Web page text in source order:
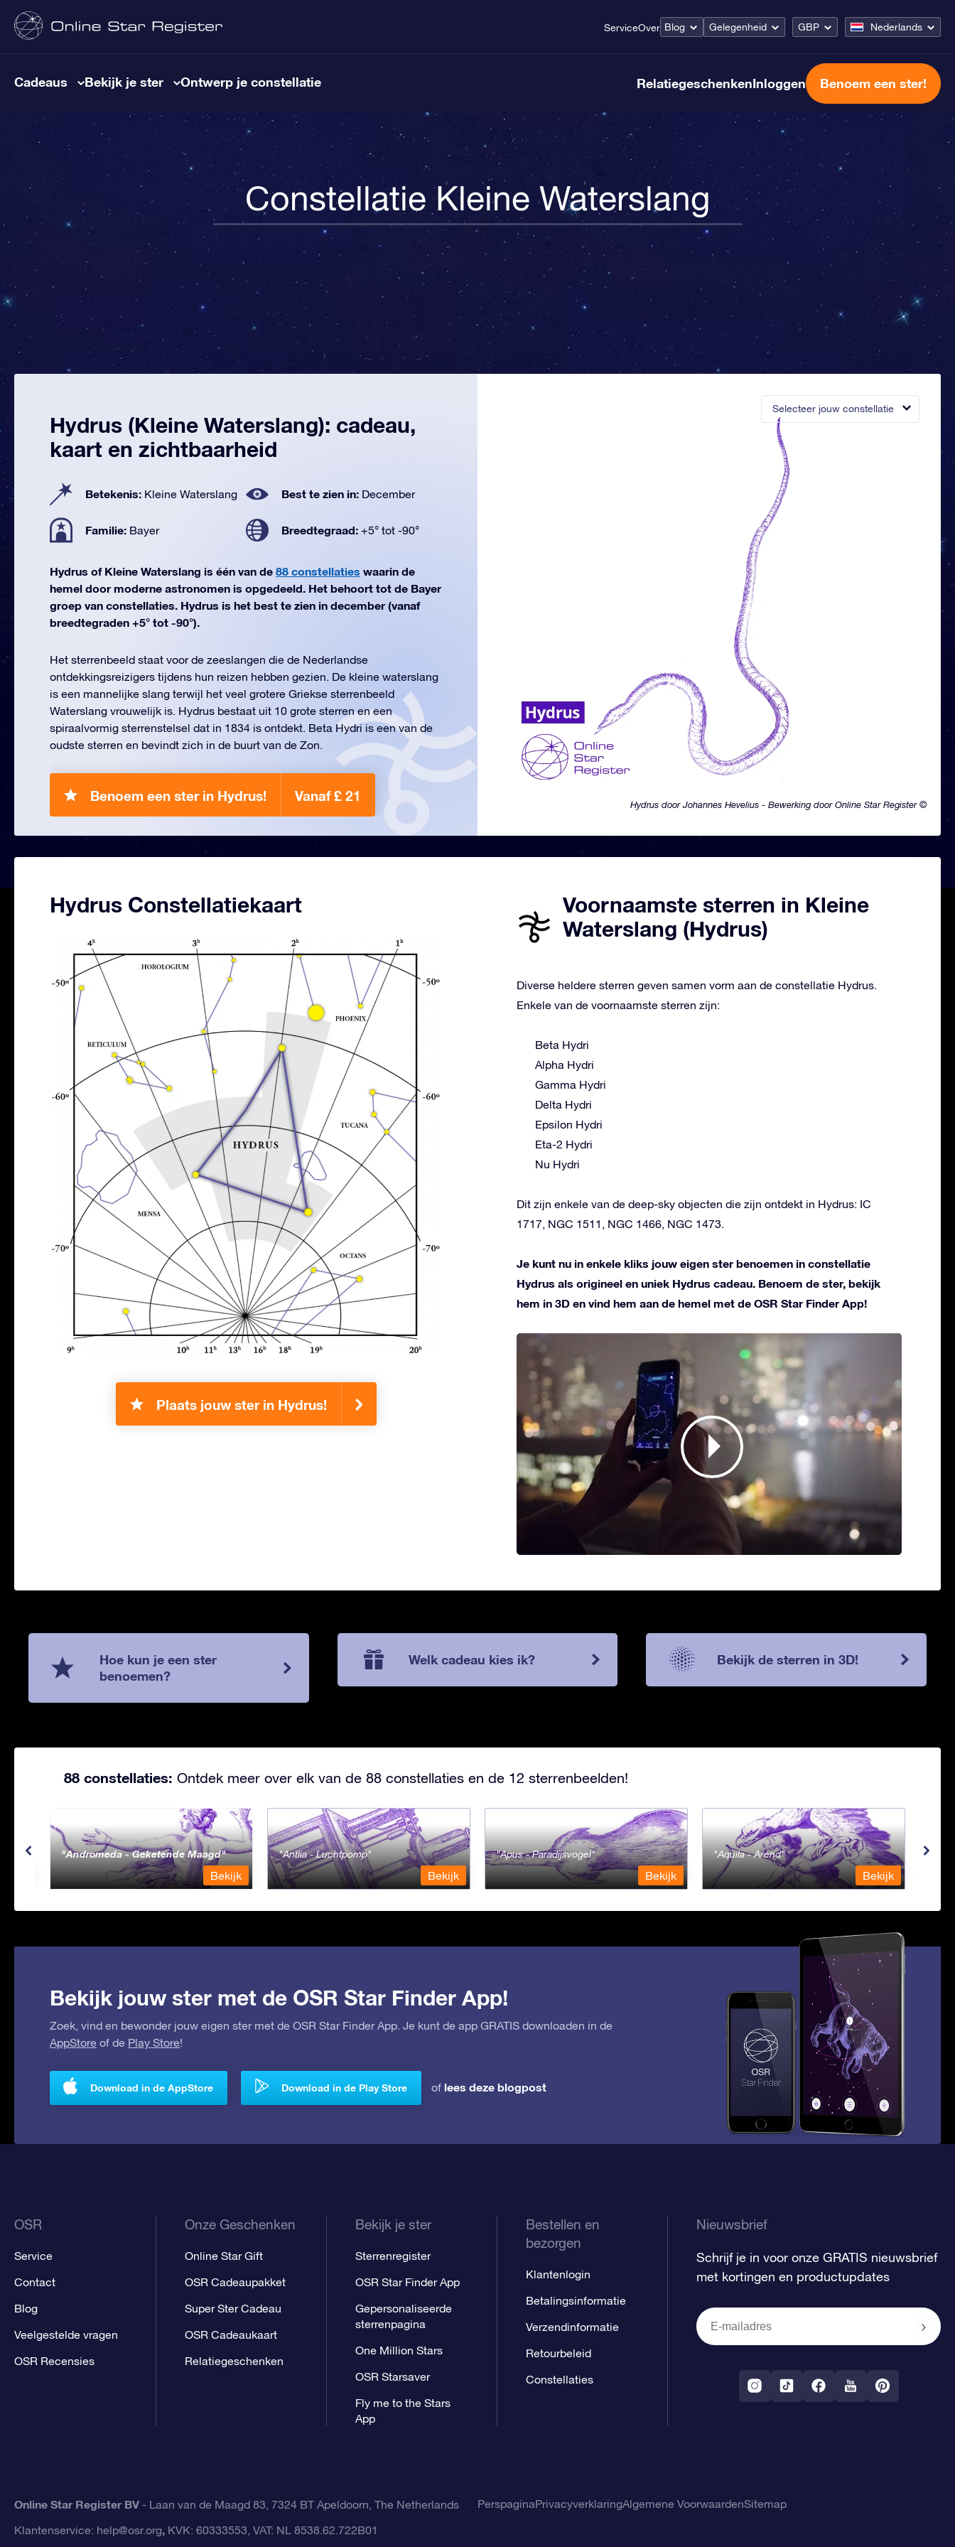
ServiceOver Blog Gelegenheid GBP Nederlands
Cadeaus Bekijk je ster Ontwerp je constellatie RelatiegeschenkenInloggen Benoem een ster!
Constellatie Kleine Waterslang
Selecteer jouw constellatie
Hydrus door Johannes Hevelius - Bewerking door Online Star Register ©
Hydrus (Kleine Waterslang): cadeau,
kaart en zichtbaarheid
Betekenis: Kleine Waterslang Best te zien in: December
Familie: Bayer Breedtegraad: +5° tot -90°
Hydrus of Kleine Waterslang is één van de 88 constellaties waarin de
hemel door moderne astronomen is opgedeeld. Het behoort tot de Bayer
groep van constellaties. Hydrus is het best te zien in december (vanaf
breedtegraden +5° tot -90°).
Het sterrenbeeld staat voor de zeeslangen die de Nederlandse
ontdekkingsreizigers tijdens hun reizen hebben gezien. De kleine waterslang
is een mannelijke slang terwijl het veel grotere Griekse sterrenbeeld
Waterslang vrouwelijk is. Hydrus bestaat uit 10 grote sterren en een
spiraalvormig sterrenstelsel dat in 1834 is ontdekt. Beta Hydri is een van de
oudste sterren en bevindt zich in de buurt van de Zon.
Benoem een ster in Hydrus! Vanaf £ 21
Hydrus Constellatiekaart
Plaats jouw ster in Hydrus!
Voornaamste sterren in Kleine
Waterslang (Hydrus)
Diverse heldere sterren geven samen vorm aan de constellatie Hydrus.
Enkele van de voornaamste sterren zijn:
Beta Hydri
Alpha Hydri
Gamma Hydri
Delta Hydri
Epsilon Hydri
Eta-2 Hydri
Nu Hydri
Dit zijn enkele van de deep-sky objecten die zijn ontdekt in Hydrus: IC
1717, NGC 1511, NGC 1466, NGC 1473.
Je kunt nu in enkele kliks jouw eigen ster benoemen in constellatie
Hydrus als origineel en uniek Hydrus cadeau. Benoem de ster, bekijk
hem in 3D en vind hem aan de hemel met de OSR Star Finder App!
Hoe kun je een ster
benoemen?
Welk cadeau kies ik? Bekijk de sterren in 3D!
88 constellaties: Ontdek meer over elk van de 88 constellaties en de 12 sterrenbeelden!
Andromeda - Geketende Maagd
Bekijk
Antlia - Luchtpomp
Bekijk
Apus - Paradijsvogel
Bekijk
Aquila - Arend
Bekijk
Bekijk jouw ster met de OSR Star Finder App!
Zoek, vind en bewonder jouw eigen ster met de OSR Star Finder App. Je kunt de app GRATIS downloaden in de
AppStore of de Play Store!
Download in de AppStore Download in de Play Store of lees deze blogpost
OSR
Service
Contact
Blog
Veelgestelde vragen
OSR Recensies
Onze Geschenken
Online Star Gift
OSR Cadeaupakket
Super Ster Cadeau
OSR Cadeaukaart
Relatiegeschenken
Bekijk je ster
Sterrenregister
OSR Star Finder App
Gepersonaliseerde
sterrenpagina
One Million Stars
OSR Starsaver
Fly me to the Stars
App
Bestellen en
bezorgen
Klantenlogin
Betalingsinformatie
Verzendinformatie
Retourbeleid
Constellaties
Nieuwsbrief
Schrijf je in voor onze GRATIS nieuwsbrief
met kortingen en productupdates
Online Star Register BV - Laan van de Maagd 83, 7324 BT Apeldoorn, The Netherlands
Klantenservice: help@osr.org KVK: 60333553, VAT: NL 8538.62.722B01
PerspaginaPrivacyverklaringAlgemene VoorwaardenSitemap